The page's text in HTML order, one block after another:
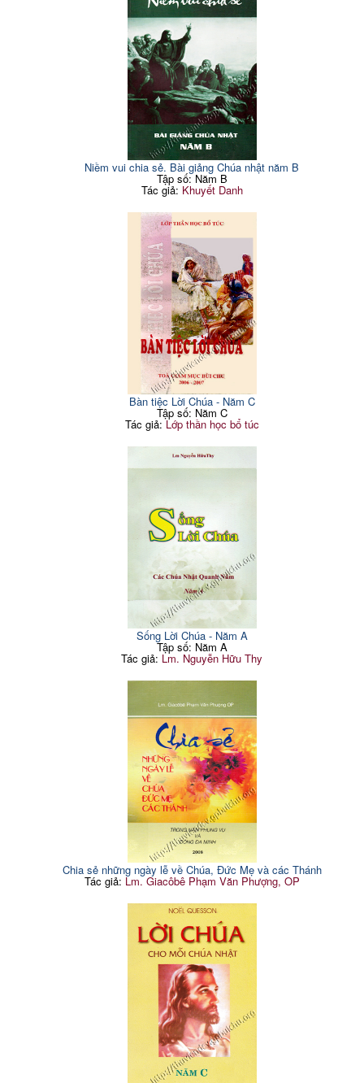
Niềm vui chia sẻ. Bài giảng Chúa nhật năm B
Tập số: Năm B
Tác giả: Khuyết Danh
Bàn tiệc Lời Chúa - Năm C
Tập số: Năm C
Tác giả:Lớp thần học bổ túc
Sống Lời Chúa - Năm A
Tập số: Năm A
Tác giả: Lm. Nguyễn Hữu Thy
Chia sẻ những ngày lễ về Chúa, Đức Mẹ và các Thánh
Tác giả: Lm. Giacôbê Phạm Văn Phượng, OP